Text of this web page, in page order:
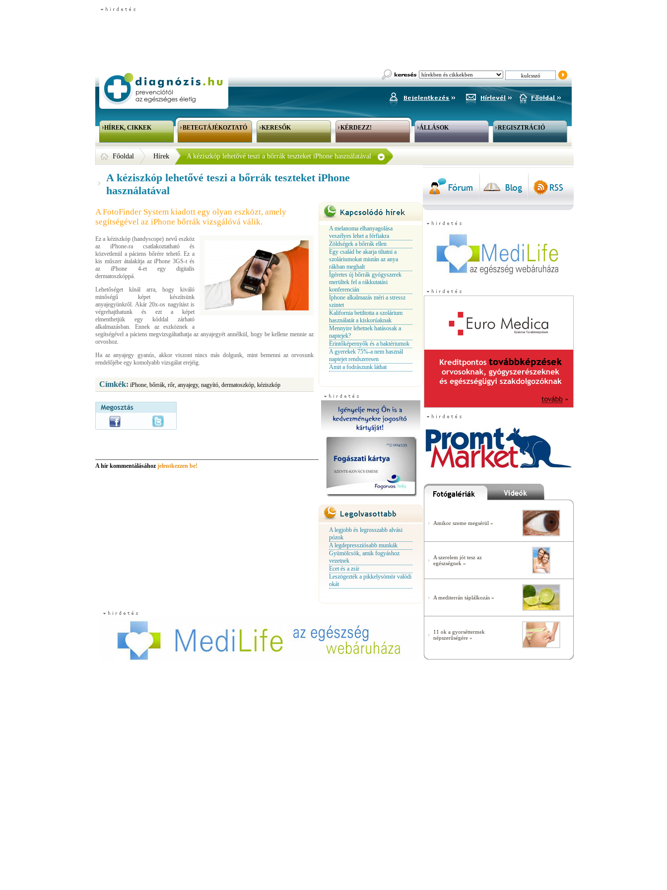
HÍREK, CIKKEK BETEGTÁJÉKOZTATÓ KERESŐK KÉRDEZZ! ÁLLÁSOK REGISZTRÁCIÓ
Főoldal Hírek A kéziszkóp lehetővé teszi a bőrrák teszteket iPhone használatával
A kéziszkóp lehetővé teszi a bőrrák teszteket iPhone
használatával
A FotoFinder System kiadott egy olyan eszközt, amely
segítségével az iPhone bőrrák vizsgálóvá válik.
Ez a kéziszkóp (handyscope) nevű eszköz
az iPhone-ra csatlakoztatható és
közvetlenül a páciens bőrére tehető. Ez a
kis műszer átalakítja az iPhone 3GS-t és
az iPhone 4-et egy digitalis
dermatoszkóppá.
Lehetőséget kínál arra, hogy kiváló
minőségű képet készítsünk
anyajegyünkről. Akár 20x-os nagyítást is
végrehajthatunk és ezt a képet
elmenthetjük egy kóddal zárható
alkalmazásban. Ennek az eszköznek a
segítségével a páciens megvizsgáltathatja az anyajegyét annélkül, hogy be kellene mennie az
orvoshoz.
Ha az anyajegy gyanús, akkor viszont nincs más dolgunk, mint bemenni az orvosunk
rendelőjébe egy komolyabb vizsgálat erejéig.
Címkék: iPhone, bőrrák, rőr, anyajegy, nagyító, dermatoszkóp, kéziszkóp
A hír kommentálásához jelentkezzen be!
A melanoma elhanyagolása
veszélyes lehet a férfiakra
Zöldségek a bőrrák ellen
Egy család be akarja tiltatni a
szoláriumokat miután az anya
rákban meghalt
Ígéretes új bőrrák gyógyszerek
merültek fel a rákkutatási
konferencián
Iphone alkalmazás méri a stressz
szintet
Kalifornia betiltotta a szolárium
használatát a kiskorúaknak
Mennyire lehetnek hatásosak a
naptejek?
Érintőképernyők és a baktériumok
A gyerekek 75%-a nem használ
naptejet rendszeresen
Amit a fodrászunk láthat
A legjobb és legrosszabb alvási
pózok
A legdepressziósabb munkák
Gyümölcsök, amik fogyáshoz
vezetnek
Ecet és a zsír
Leszögezték a pikkelysömör valódi
okát
Amikor szeme megsérül »
A szerelem jót tesz az
egészségnek »
A mediterrán táplálkozás »
11 ok a gyorséttermek
népszerűségére »